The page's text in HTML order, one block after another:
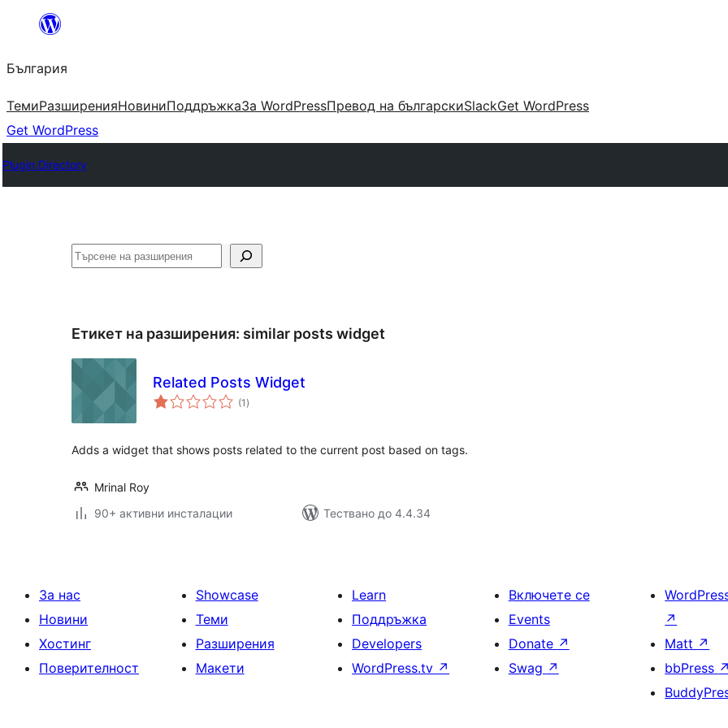
България
ТемиРазширенияНовиниПоддръжкаЗа WordPressПревод на българскиSlackGet WordPress
Get WordPress
Plugin Directory
Търсене
Етикет на разширения: similar posts widget
Related Posts Widget
(1 общо
оценки
)
Adds a widget that shows posts related to the current post based on tags.
Mrinal Roy
90+ активни инсталации
Тествано до 4.4.34
За нас
Новини
Хостинг
Поверителност
Showcase
Теми
Разширения
Макети
Learn
Поддръжка
Developers
WordPress.tv ↗
Включете се
Events
Donate ↗
Swag ↗
↗
Matt ↗
bbPress ↗